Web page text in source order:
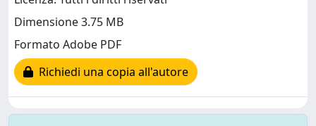
Dimensione 3.75 MB
Formato Adobe PDF
Richiedi una copia all'autore